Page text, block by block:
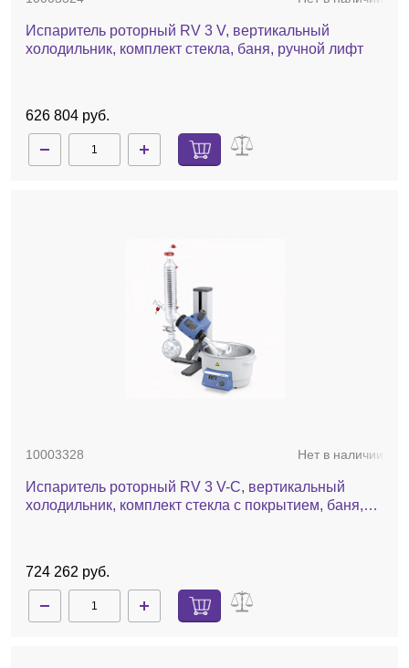
Испаритель роторный RV 3 V, вертикальный
холодильник, комплект стекла, баня, ручной лифт
626 804 руб.
10003328 Нет в наличии
Испаритель роторный RV 3 V-C, вертикальный
холодильник, комплект стекла c покрытием, баня,
724 262 руб.